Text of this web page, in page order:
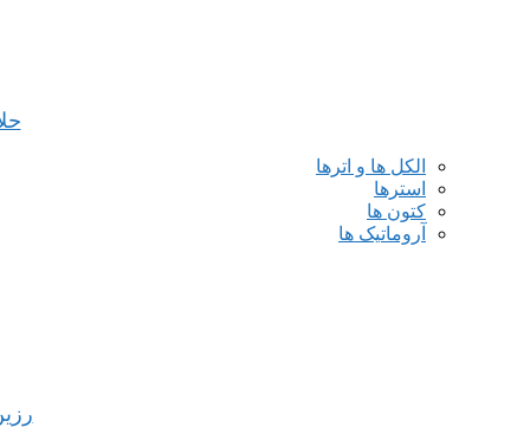
الکل ها و اترها
استرها
کتون ها
آروماتیک ها